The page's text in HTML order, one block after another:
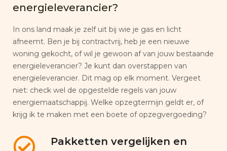
energieleverancier?
In ons land maak je zelf uit bij wie je gas en licht
afneemt. Ben je bij contractvrij, heb je een nieuwe
woning gekocht, of wil je gewoon af van jouw bestaande
energieleverancier? Je kunt dan overstappen van
energieleverancier. Dit mag op elk moment. Vergeet
niet: check wel de opgestelde regels van jouw
energiemaatschappij. Welke opzegtermijn geldt er, of
krijg ik te maken met een boete of opzegvergoeding?
Pakketten vergelijken en